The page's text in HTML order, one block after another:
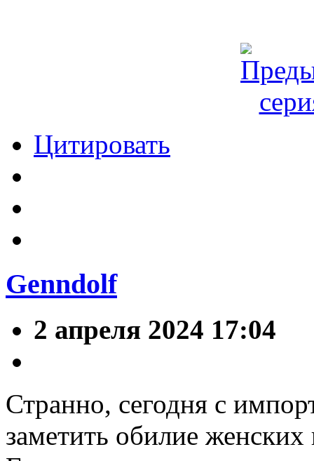
Цитировать
Genndolf
2 апреля 2024 17:04
Странно, сегодня с
заметить обилие